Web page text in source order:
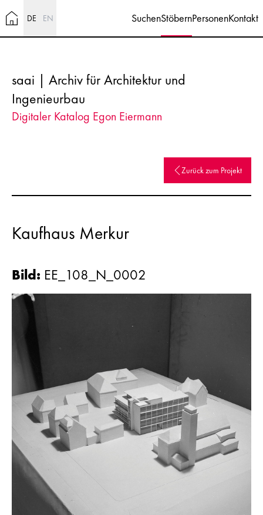
DE EN SuchenStöbernPersonenKontakt
saai | Archiv für Architektur und
Ingenieurbau
Digitaler Katalog Egon Eiermann
Zurück zum Projekt
Kaufhaus Merkur
Bild: EE_108_N_0002